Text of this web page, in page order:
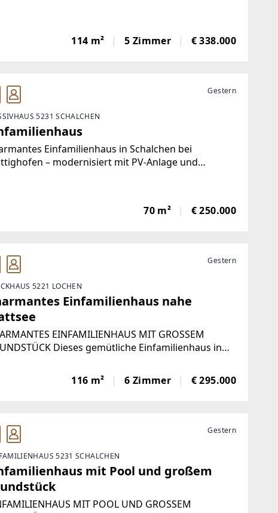
114 m² 5 Zimmer € 338.000
Gestern
5231 SCHALCHEN
Einfamilienhaus in Schalchen bei
– modernisiert mit PV-Anlage und
70 m² € 250.000
Gestern
5221 LOCHEN
Einfamilienhaus nahe
EINFAMILIENHAUS MIT GROSSEM
Dieses gemütliche Einfamilienhaus in
Landhauses mit bereits erfolgten
im Jahr 1935 errichtete
116 m² 6 Zimmer € 295.000
Gestern
5231 SCHALCHEN
mit Pool und großem
MIT POOL UND GROSSEM